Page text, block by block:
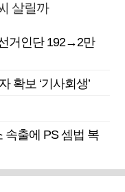
살릴까
거인단 192→2만
확보 ‘기사회생’
출에 PS 셈법 복